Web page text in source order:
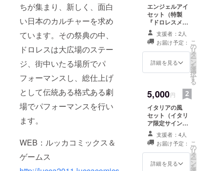
ちが集まり、新しく、面白
い日本のカルチャーを求め
ています。その祭典の中、
ドロレスは大広場のステー
ジ、街中いたる場所でパ
フォーマンスし、総仕上げ
として伝統ある格式ある劇
場でパフォーマンスを行い
ます。
WEB：ルッカコミックス＆
ゲームス
エンジェルアイ
セット（特製
『ドロレスメイ
ク用付けまつ
げ』＋上記のボ
ンジョルノセッ
ト
支援者：2人
お届け予定：
詳細を見る
こ
の
リ
タ
ー
ン
を
選
択
す
る
5,000円
イタリアの風
セット（イタリ
ア限定サイン入
りポスカ5枚）＋
上記のボンジョ
ルノセット
支援者：4人
お届け予定：
詳細を見る
こ
の
リ
タ
ー
ン
を